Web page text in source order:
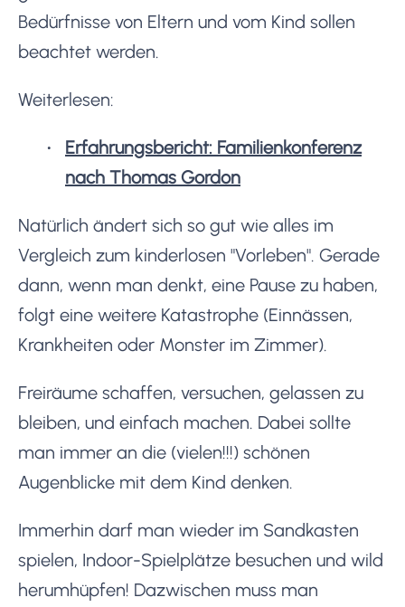
Bedürfnisse von Eltern und vom Kind sollen
beachtet werden.
Weiterlesen:
Erfahrungsbericht: Familienkonferenz
nach Thomas Gordon
Natürlich ändert sich so gut wie alles im
Vergleich zum kinderlosen "Vorleben". Gerade
dann, wenn man denkt, eine Pause zu haben,
folgt eine weitere Katastrophe (Einnässen,
Krankheiten oder Monster im Zimmer).
Freiräume schaffen, versuchen, gelassen zu
bleiben, und einfach machen. Dabei sollte
man immer an die (vielen!!!) schönen
Augenblicke mit dem Kind denken.
Immerhin darf man wieder im Sandkasten
spielen, Indoor-Spielplätze besuchen und wild
herumhüpfen! Dazwischen muss man